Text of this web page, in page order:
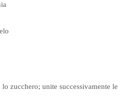
zucchero; unite successivamente le